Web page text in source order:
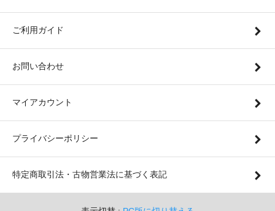
ご利用ガイド
お問い合わせ
マイアカウント
プライバシーポリシー
特定商取引法・古物営業法に基づく表記